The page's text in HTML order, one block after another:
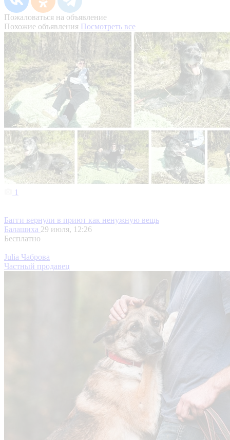
Пожаловаться на объявление
Похожие объявления Посмотреть все
1
Багги вернули в приют как ненужную вещь
Балашиха 29 июля, 12:26
Бесплатно
Julia Чаброва
Частный продавец